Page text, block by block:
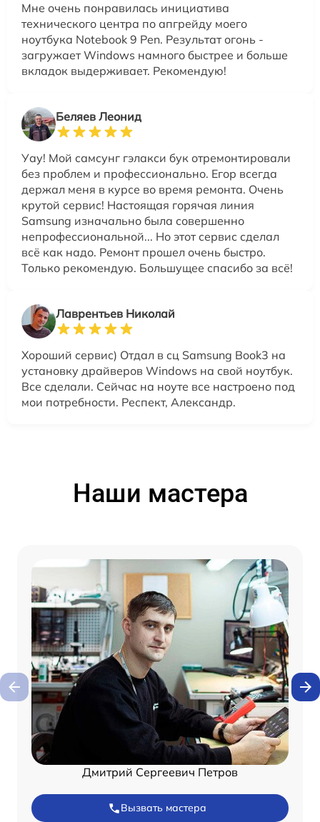
Мне очень понравилась инициатива
технического центра по апгрейду моего
ноутбука Notebook 9 Pen. Результат огонь -
загружает Windows намного быстрее и больше
вкладок выдерживает. Рекомендую!
Беляев Леонид
Уау! Мой самсунг гэлакси бук отремонтировали
без проблем и профессионально. Егор всегда
держал меня в курсе во время ремонта. Очень
крутой сервис! Настоящая горячая линия
Samsung изначально была совершенно
непрофессиональной... Но этот сервис сделал
всё как надо. Ремонт прошел очень быстро.
Только рекомендую. Большущее спасибо за всё!
Лаврентьев Николай
Хороший сервис) Отдал в сц Samsung Book3 на
установку драйверов Windows на свой ноутбук.
Все сделали. Сейчас на ноуте все настроено под
мои потребности. Респект, Александр.
Наши мастера
Дмитрий Сергеевич Петров
Вызвать мастера